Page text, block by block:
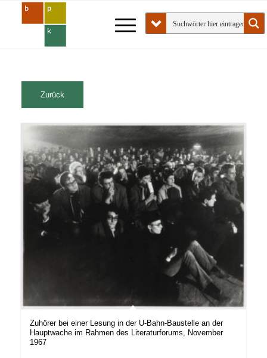
Zuhörer bei einer Lesung in der U-Bahn-Baustelle an der
Hauptwache im Rahmen des Literaturforums, November
1967